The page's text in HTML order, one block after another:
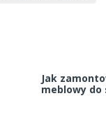
Jak
meblowy do